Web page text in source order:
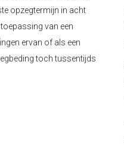
opzegtermijn in acht
van een
ervan of als een
toch tussentijds